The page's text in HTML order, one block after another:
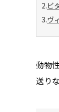
ビ
ヴ
動物
送り